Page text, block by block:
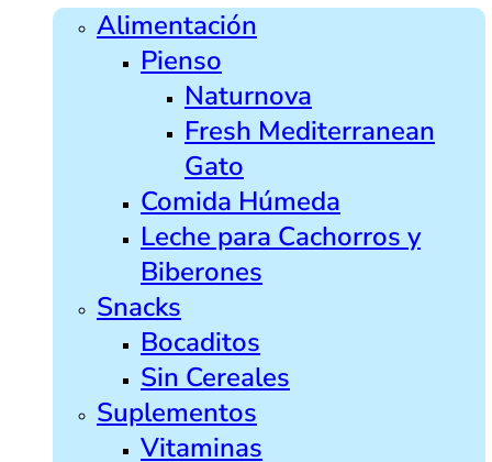
Alimentación
Pienso
Naturnova
Fresh Mediterranean
Gato
Comida Húmeda
Leche para Cachorros y
Biberones
Snacks
Bocaditos
Sin Cereales
Suplementos
Vitaminas